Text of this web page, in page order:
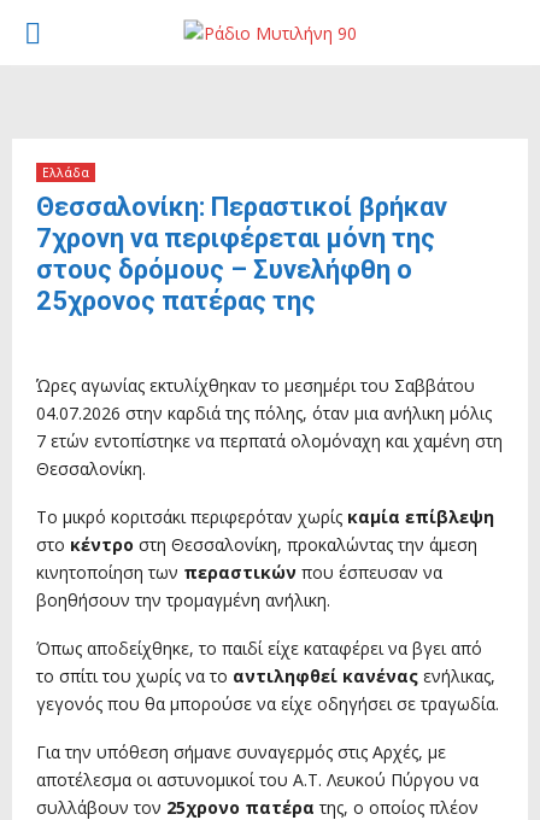
PRIMARY
Ελλάδα
Θεσσαλονίκη: Περαστικοί βρήκαν
7χρονη να περιφέρεται μόνη της
στους δρόμους – Συνελήφθη ο
25χρονος πατέρας της
Ώρες αγωνίας εκτυλίχθηκαν το μεσημέρι του Σαββάτου
04.07.2026 στην καρδιά της πόλης, όταν μια ανήλικη μόλις
7 ετών εντοπίστηκε να περπατά ολομόναχη και χαμένη στη
Θεσσαλονίκη.
Το μικρό κοριτσάκι περιφερόταν χωρίς καμία επίβλεψη
στο κέντρο στη Θεσσαλονίκη, προκαλώντας την άμεση
κινητοποίηση των περαστικών που έσπευσαν να
βοηθήσουν την τρομαγμένη ανήλικη.
Όπως αποδείχθηκε, το παιδί είχε καταφέρει να βγει από
το σπίτι του χωρίς να το αντιληφθεί κανένας ενήλικας,
γεγονός που θα μπορούσε να είχε οδηγήσει σε τραγωδία.
Για την υπόθεση σήμανε συναγερμός στις Αρχές, με
αποτέλεσμα οι αστυνομικοί του Α.Τ. Λευκού Πύργου να
συλλάβουν τον 25χρονο πατέρα της, ο οποίος πλέον